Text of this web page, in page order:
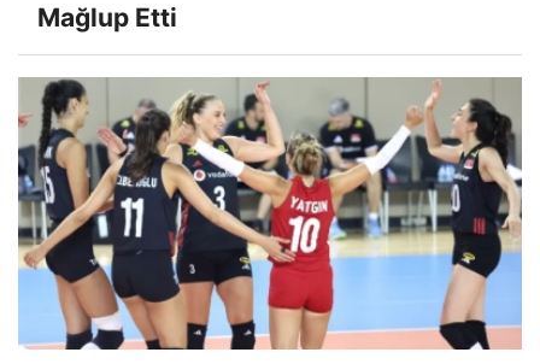
Mağlup Etti